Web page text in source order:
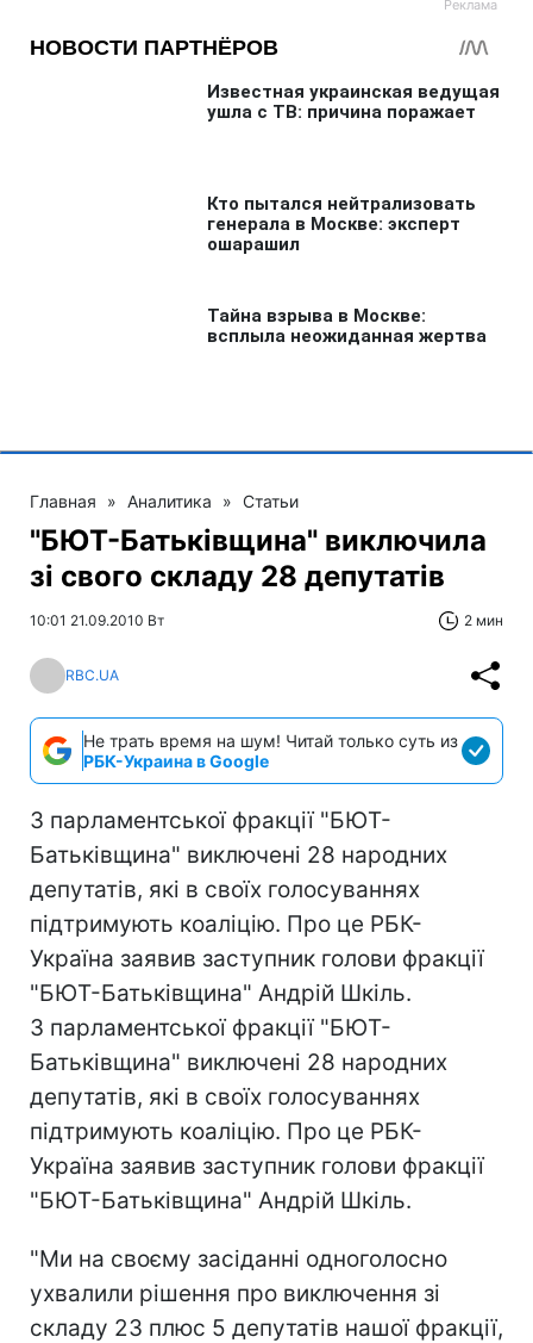
Главная » Аналитика » Статьи
"БЮТ-Батьківщина" виключила
зі свого складу 28 депутатів
10:01 21.09.2010 Вт 2 мин
RBC.UA
Не трать время на шум! Читай только суть из
РБК-Украина в Google
З парламентської фракції "БЮТ-
Батьківщина" виключені 28 народних
депутатів, які в своїх голосуваннях
підтримують коаліцію. Про це РБК-
Україна заявив заступник голови фракції
"БЮТ-Батьківщина" Андрій Шкіль.
З парламентської фракції "БЮТ-
Батьківщина" виключені 28 народних
депутатів, які в своїх голосуваннях
підтримують коаліцію. Про це РБК-
Україна заявив заступник голови фракції
"БЮТ-Батьківщина" Андрій Шкіль.
"Ми на своєму засіданні одноголосно
ухвалили рішення про виключення зі
складу 23 плюс 5 депутатів нашої фракції,